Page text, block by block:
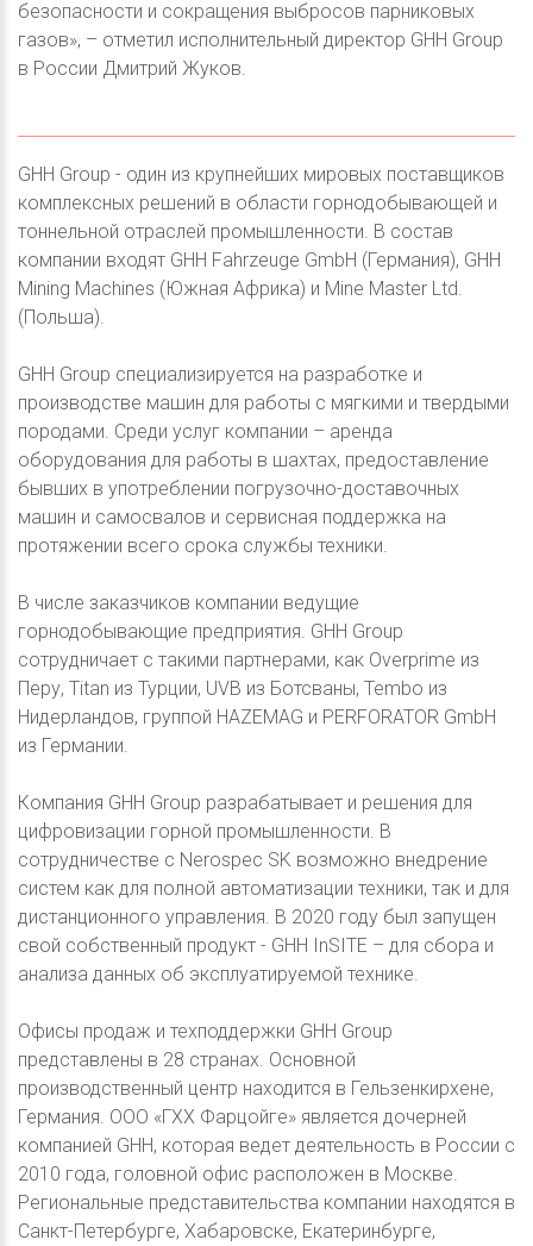
безопасности и сокращения выбросов парниковых
газов», – отметил исполнительный директор GHH Group
в России Дмитрий Жуков.
GHH Group - один из крупнейших мировых поставщиков
комплексных решений в области горнодобывающей и
тоннельной отраслей промышленности. В состав
компании входят GHH Fahrzeuge GmbH (Германия), GHH
Mining Machines (Южная Африка) и Mine Master Ltd.
(Польша).
GHH Group специализируется на разработке и
производстве машин для работы с мягкими и твердыми
породами. Среди услуг компании – аренда
оборудования для работы в шахтах, предоставление
бывших в употреблении погрузочно-доставочных
машин и самосвалов и сервисная поддержка на
протяжении всего срока службы техники.
В числе заказчиков компании ведущие
горнодобывающие предприятия. GHH Group
сотрудничает с такими партнерами, как Overprime из
Перу, Titan из Турции, UVB из Ботсваны, Tembo из
Нидерландов, группой HAZEMAG и PERFORATOR GmbH
из Германии.
Компания GHH Group разрабатывает и решения для
цифровизации горной промышленности. В
сотрудничестве с Nerospec SK возможно внедрение
систем как для полной автоматизации техники, так и для
дистанционного управления. В 2020 году был запущен
свой собственный продукт - GHH InSITE – для сбора и
анализа данных об эксплуатируемой технике.
Офисы продаж и техподдержки GHH Group
представлены в 28 странах. Основной
производственный центр находится в Гельзенкирхене,
Германия. ООО «ГХХ Фарцойге» является дочерней
компанией GHH, которая ведет деятельность в России с
2010 года, головной офис расположен в Москве.
Региональные представительства компании находятся в
Санкт-Петербурге, Хабаровске, Екатеринбурге,